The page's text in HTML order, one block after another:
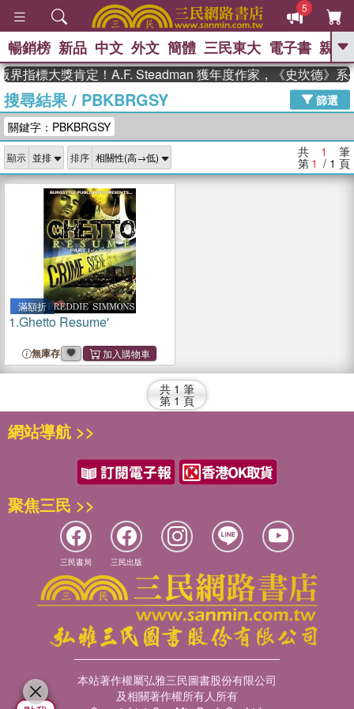
5
GO
熱搜： 高希均教授回憶錄
、 The Odyssey 、 父親節 、 如果歷
獎 臺灣漫遊錄 、 方念華 、 台灣的李
登輝時代
數學女孩：黎曼猜想 、
偉大的迷走神經
暢銷榜 新品 中文 外文 簡體 三民東大 電子書 親子
界指標大獎肯定！A.F. Steadman 獲年度作家，《史坎德》系
搜尋結果/ PBKBRGSY
篩選
關鍵字：PBKBRGSY
顯示 排序 共 1 筆
第 1 / 1 頁
滿額折
1.Ghetto Resume'
無庫存
共 1 筆
第 1 頁
網站導航 >>
聚焦三民 >>
三民書局 三民出版
本站著作權屬弘雅三民圖書股份有限公司
及相關著作權所有人所有